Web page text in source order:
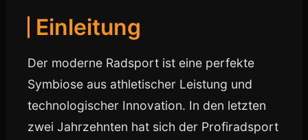
Einleitung
Der moderne Radsport ist eine perfekte
Symbiose aus athletischer Leistung und
technologischer Innovation. In den letzten
zwei Jahrzehnten hat sich der Profiradsport